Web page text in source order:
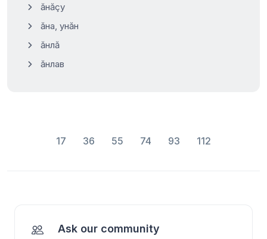
ăнăçу
ăна, унăн
ăнлă
ăнлав
17 36 55 74 93 112
Ask our community